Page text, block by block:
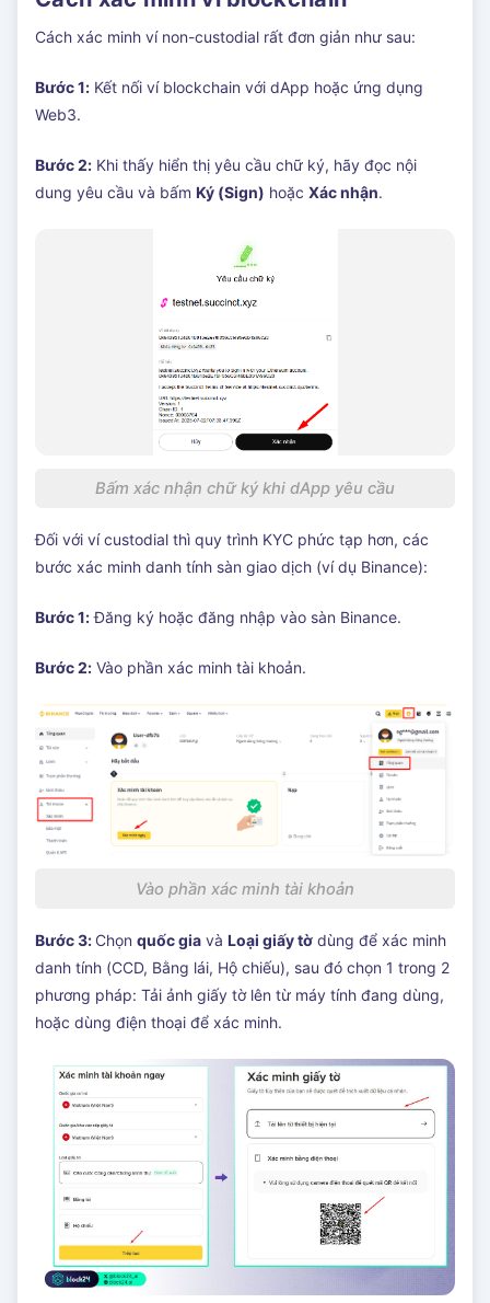
Cách xác minh ví non-custodial rất đơn giản như sau:
Bước 1: Kết nối ví blockchain với dApp hoặc ứng dụng
Web3.
Bước 2: Khi thấy hiển thị yêu cầu chữ ký, hãy đọc nội
dung yêu cầu và bấm Ký (Sign) hoặc Xác nhận.
Bấm xác nhận chữ ký khi dApp yêu cầu
Đối với ví custodial thì quy trình KYC phức tạp hơn, các
bước xác minh danh tính sàn giao dịch (ví dụ Binance):
Bước 1:Đăng ký hoặc đăng nhập vào sàn Binance.
Bước 2: Vào phần xác minh tài khoản.
Vào phần xác minh tài khoản
Bước 3: Chọn quốc gia và Loại giấy tờ dùng để xác minh
danh tính (CCD, Bằng lái, Hộ chiếu), sau đó chọn 1 trong 2
phương pháp: Tải ảnh giấy tờ lên từ máy tính đang dùng,
hoặc dùng điện thoại để xác minh.